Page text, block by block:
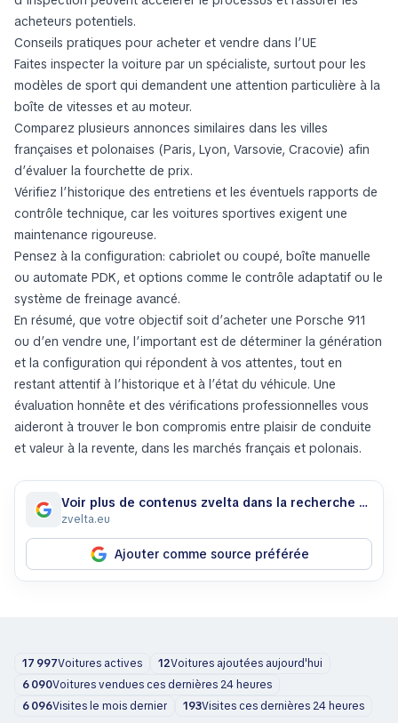
acheteurs potentiels.
Conseils pratiques pour acheter et vendre dans l’UE
Faites inspecter la voiture par un spécialiste, surtout pour les
modèles de sport qui demandent une attention particulière à la
boîte de vitesses et au moteur.
Comparez plusieurs annonces similaires dans les villes
françaises et polonaises (Paris, Lyon, Varsovie, Cracovie) afin
d’évaluer la fourchette de prix.
Vérifiez l’historique des entretiens et les éventuels rapports de
contrôle technique, car les voitures sportives exigent une
maintenance rigoureuse.
Pensez à la configuration: cabriolet ou coupé, boîte manuelle
ou automate PDK, et options comme le contrôle adaptatif ou le
système de freinage avancé.
En résumé, que votre objectif soit d’acheter une Porsche 911
ou d’en vendre une, l’important est de déterminer la génération
et la configuration qui répondent à vos attentes, tout en
restant attentif à l’historique et à l’état du véhicule. Une
évaluation honnête et des vérifications professionnelles vous
aideront à trouver le bon compromis entre plaisir de conduite
et valeur à la revente, dans les marchés français et polonais.
Voir plus de contenus zvelta dans la recherche Google
zvelta.eu
Ajouter comme source préférée
17 997Voitures actives 12Voitures ajoutées aujourd'hui
6 090Voitures vendues ces dernières 24 heures
6 096Visites le mois dernier 193Visites ces dernières 24 heures